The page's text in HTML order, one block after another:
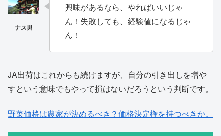
興味があるなら、やればいいじゃ
ん！失敗しても、経験値になるじゃ
ん！
JA出荷はこれからも続けますが、自分の引き出しを増や
すという意味でもやって損はないだろうという判断です。
野菜価格は農家が決めるべき？価格決定権を持つべきか。